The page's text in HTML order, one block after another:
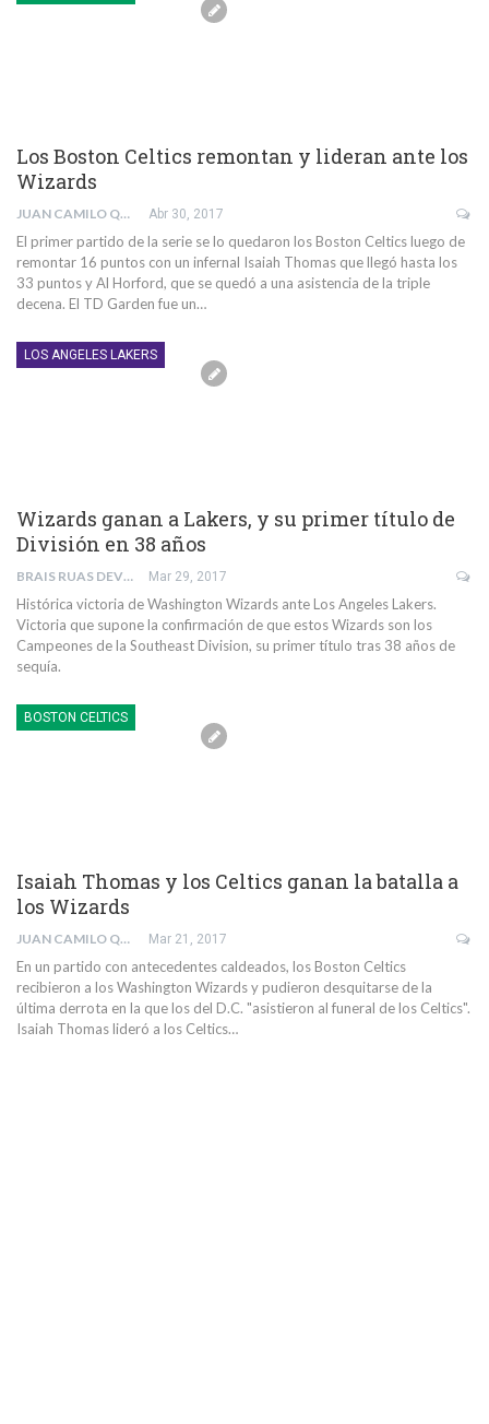
Los Boston Celtics remontan y lideran ante los
Wizards
JUAN CAMILO QUINTERO RIVERA Abr 30, 2017
El primer partido de la serie se lo quedaron los Boston Celtics luego de
remontar 16 puntos con un infernal Isaiah Thomas que llegó hasta los
33 puntos y Al Horford, que se quedó a una asistencia de la triple
decena. El TD Garden fue un…
LOS ANGELES LAKERS
Wizards ganan a Lakers, y su primer título de
División en 38 años
BRAIS RUAS DEVESA Mar 29, 2017
Histórica victoria de Washington Wizards ante Los Angeles Lakers.
Victoria que supone la confirmación de que estos Wizards son los
Campeones de la Southeast Division, su primer título tras 38 años de
sequía.
BOSTON CELTICS
Isaiah Thomas y los Celtics ganan la batalla a
los Wizards
JUAN CAMILO QUINTERO RIVERA Mar 21, 2017
En un partido con antecedentes caldeados, los Boston Celtics
recibieron a los Washington Wizards y pudieron desquitarse de la
última derrota en la que los del D.C. "asistieron al funeral de los Celtics".
Isaiah Thomas lideró a los Celtics…